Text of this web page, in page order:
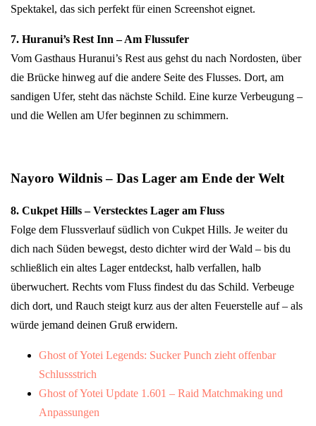
Spektakel, das sich perfekt für einen Screenshot eignet.
7. Huranui’s Rest Inn – Am Flussufer
Vom Gasthaus Huranui’s Rest aus gehst du nach Nordosten, über
die Brücke hinweg auf die andere Seite des Flusses. Dort, am
sandigen Ufer, steht das nächste Schild. Eine kurze Verbeugung –
und die Wellen am Ufer beginnen zu schimmern.
Nayoro Wildnis – Das Lager am Ende der Welt
8. Cukpet Hills – Verstecktes Lager am Fluss
Folge dem Flussverlauf südlich von Cukpet Hills. Je weiter du
dich nach Süden bewegst, desto dichter wird der Wald – bis du
schließlich ein altes Lager entdeckst, halb verfallen, halb
überwuchert. Rechts vom Fluss findest du das Schild. Verbeuge
dich dort, und Rauch steigt kurz aus der alten Feuerstelle auf – als
würde jemand deinen Gruß erwidern.
Ghost of Yotei Legends: Sucker Punch zieht offenbar
Schlussstrich
Ghost of Yotei Update 1.601 – Raid Matchmaking und
Anpassungen